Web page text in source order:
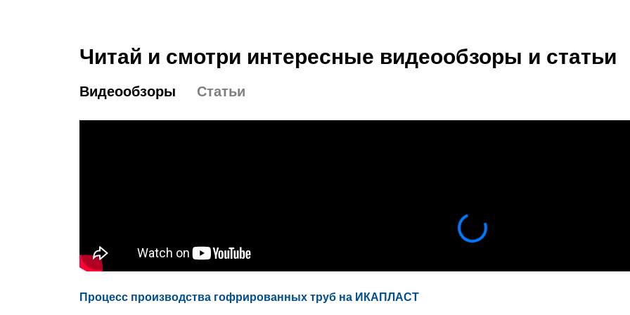
Читай и смотри интересные видеообзоры и статьи
Видеообзоры Статьи
Процесс производства гофрированных труб на ИКАПЛАСТ